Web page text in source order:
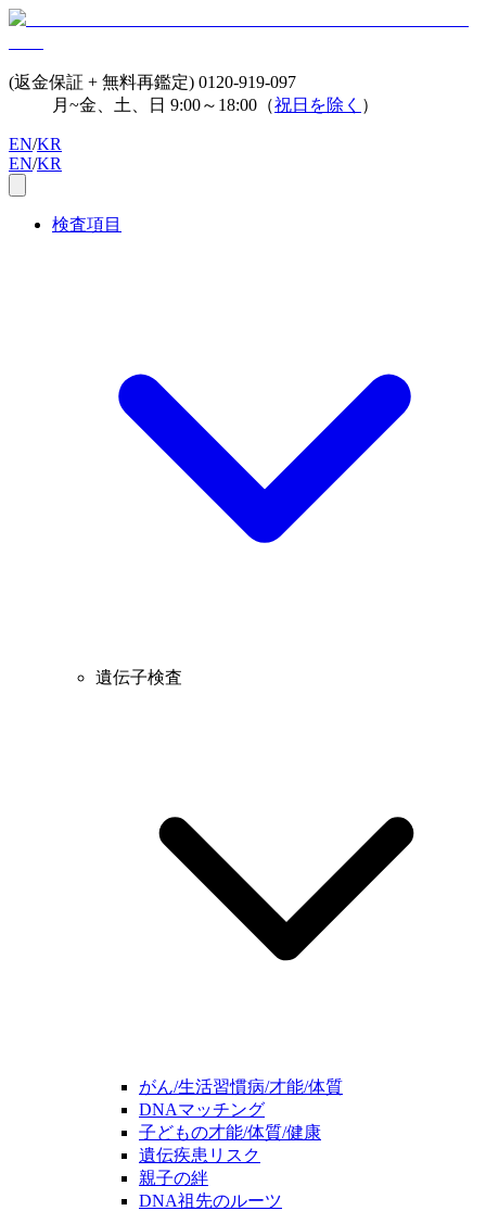
(返金保証 + 無料再鑑定) 0120-919-097
月~金、土、日 9:00～18:00（祝日を除く ）
EN/KR
EN/KR
検査項目
遺伝子検査
がん/生活習慣病/才能/体質
DNAマッチング
子どもの才能/体質/健康
遺伝疾患リスク
親子の絆
DNA祖先のルーツ